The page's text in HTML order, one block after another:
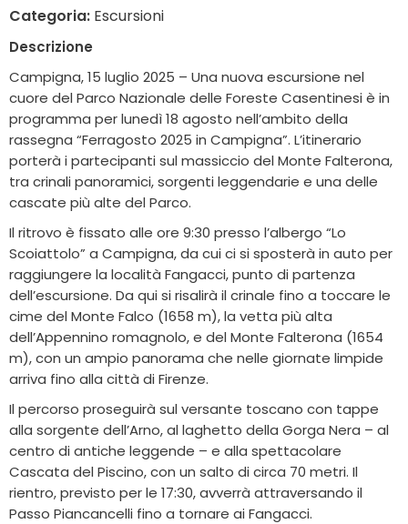
Categoria: Escursioni
Descrizione
Campigna, 15 luglio 2025 – Una nuova escursione nel
cuore del Parco Nazionale delle Foreste Casentinesi è in
programma per lunedì 18 agosto nell’ambito della
rassegna “Ferragosto 2025 in Campigna”. L’itinerario
porterà i partecipanti sul massiccio del Monte Falterona,
tra crinali panoramici, sorgenti leggendarie e una delle
cascate più alte del Parco.
Il ritrovo è fissato alle ore 9:30 presso l’albergo “Lo
Scoiattolo” a Campigna, da cui ci si sposterà in auto per
raggiungere la località Fangacci, punto di partenza
dell’escursione. Da qui si risalirà il crinale fino a toccare le
cime del Monte Falco (1658 m), la vetta più alta
dell’Appennino romagnolo, e del Monte Falterona (1654
m), con un ampio panorama che nelle giornate limpide
arriva fino alla città di Firenze.
Il percorso proseguirà sul versante toscano con tappe
alla sorgente dell’Arno, al laghetto della Gorga Nera – al
centro di antiche leggende – e alla spettacolare
Cascata del Piscino, con un salto di circa 70 metri. Il
rientro, previsto per le 17:30, avverrà attraversando il
Passo Piancancelli fino a tornare ai Fangacci.